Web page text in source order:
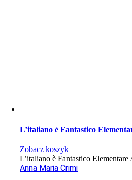
L’italiano è Fantastico
Zobacz koszyk
L’italiano è Fantastico
Anna Maria Crimi